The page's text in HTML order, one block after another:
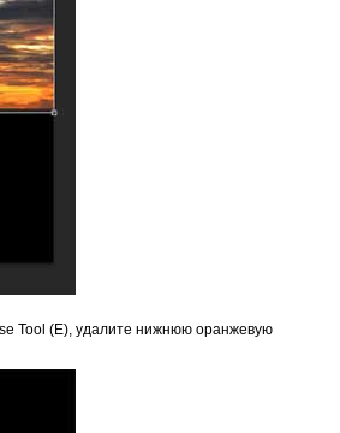
Tool (E), удалите нижнюю оранжевую